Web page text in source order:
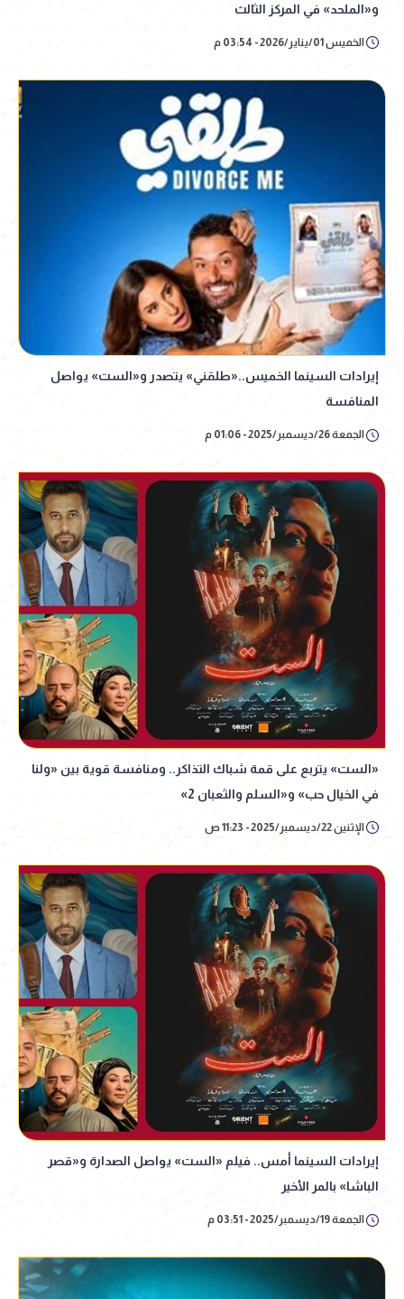
و«الملحد» في المركز الثالث
الخميس 01/يناير/2026 - 03:54 م
إيرادات السينما الخميس..«طلقني» يتصدر و«الست» يواصل
المنافسة
الجمعة 26/ديسمبر/2025 - 01:06 م
«الست» يتربع على قمة شباك التذاكر.. ومنافسة قوية بين «ولنا
في الخيال حب» و«السلم والثعبان 2»
الإثنين 22/ديسمبر/2025 - 11:23 ص
إيرادات السينما أمس.. فيلم «الست» يواصل الصدارة و«قصر
الباشا» بالمر الأخير
الجمعة 19/ديسمبر/2025 - 03:51 م